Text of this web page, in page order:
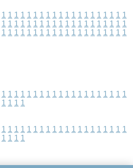
1 1 1 1 1 1 1 1 1 1 1 1 1 1 1 1 1 1 1 1
1 1 1 1 1 1 1 1 1 1 1 1 1 1 1 1 1 1 1 1
1 1 1 1 1 1 1 1 1 1 1 1 1 1 1 1 1 1 1 1
1 1 1 1 1 1 1 1 1 1 1 1 1 1 1 1 1 1 1 1
1 1 1 1
1 1 1 1 1 1 1 1 1 1 1 1 1 1 1 1 1 1 1 1
1 1 1 1